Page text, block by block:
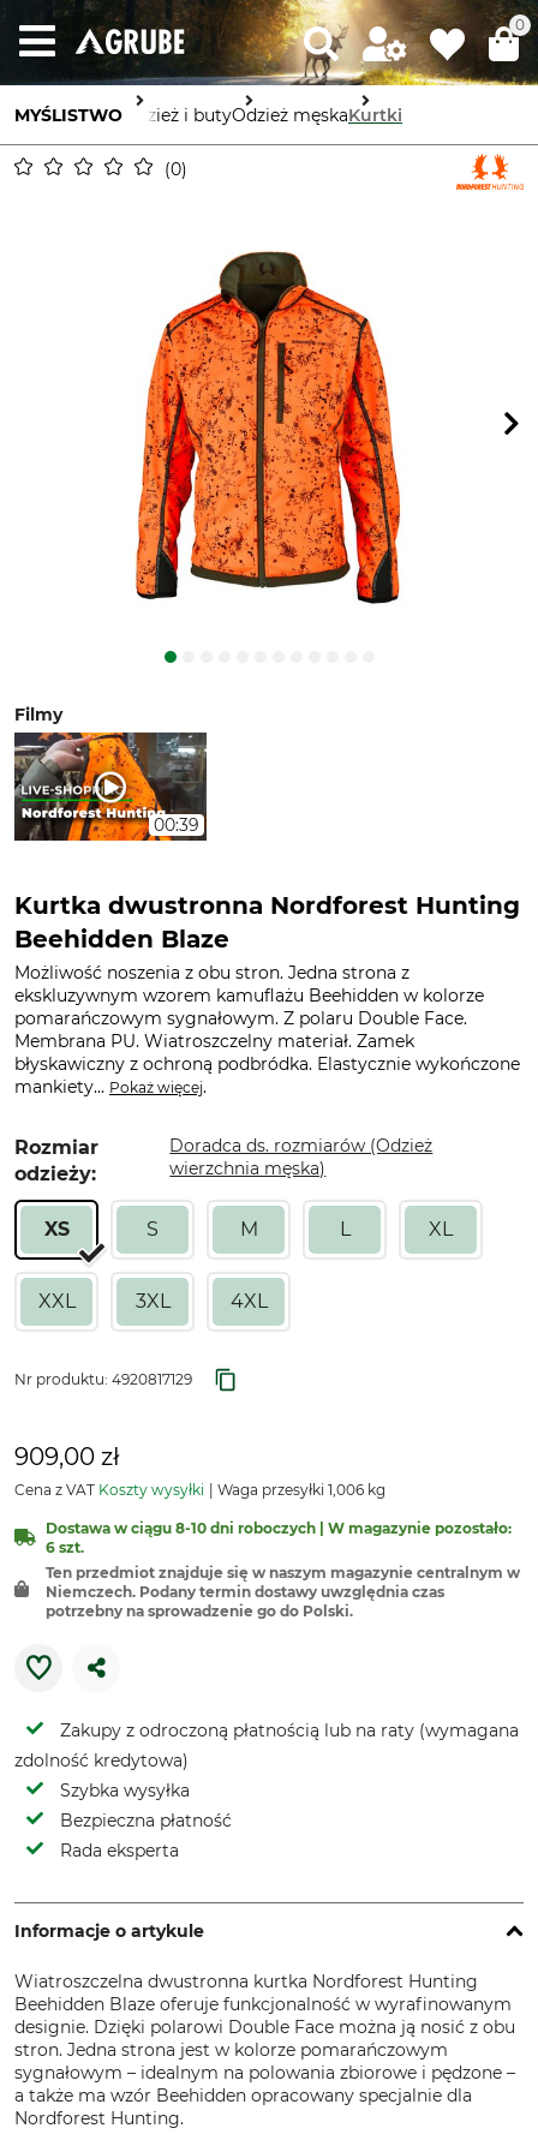
0
MYŚLISTWO Odzież i butyOdzież męskaKurtki
0
Filmy
00:39
Kurtka dwustronna Nordforest Hunting
Beehidden Blaze
Możliwość noszenia z obu stron. Jedna strona z
ekskluzywnym wzorem kamuflażu Beehidden w kolorze
pomarańczowym sygnałowym. Z polaru Double Face.
Membrana PU. Wiatroszczelny materiał. Zamek
błyskawiczny z ochroną podbródka. Elastycznie wykończone
mankiety... Pokaż więcej.
Rozmiar
odzieży:
Doradca ds. rozmiarów (Odzież
wierzchnia męska)
XS S M L XL
XXL 3XL 4XL
Nr produktu: 4920817129
909,00 zł
Cena z VAT Koszty wysyłki Waga przesyłki 1,006 kg
Dostawa w ciągu 8-10 dni roboczych | W magazynie pozostało:
6 szt.
Ten przedmiot znajduje się w naszym magazynie centralnym w
Niemczech. Podany termin dostawy uwzględnia czas
potrzebny na sprowadzenie go do Polski.
Zakupy z odroczoną płatnością lub na raty (wymagana
zdolność kredytowa)
Szybka wysyłka
Bezpieczna płatność
Rada eksperta
Informacje o artykule
Wiatroszczelna dwustronna kurtka Nordforest Hunting
Beehidden Blaze oferuje funkcjonalność w wyrafinowanym
designie. Dzięki polarowi Double Face można ją nosić z obu
stron. Jedna strona jest w kolorze pomarańczowym
sygnałowym – idealnym na polowania zbiorowe i pędzone –
a także ma wzór Beehidden opracowany specjalnie dla
Nordforest Hunting.